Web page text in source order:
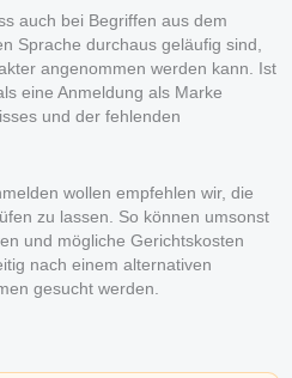
auch bei Begriffen aus dem
Sprache durchaus geläufig sind,
angenommen werden kann. Ist
eine Anmeldung als Marke
und der fehlenden
wollen empfehlen wir, die
zu lassen. So können umsonst
und mögliche Gerichtskosten
nach einem alternativen
gesucht werden.